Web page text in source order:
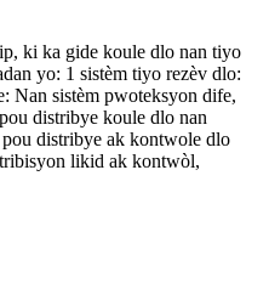
ki ka gide koule dlo nan tiyo
yo: 1 sistèm tiyo rezèv dlo:
Nan sistèm pwoteksyon dife,
distribye koule dlo nan
distribye ak kontwole dlo
likid ak kontwòl,